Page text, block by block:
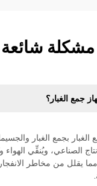
شائعة
بجمع الغبار والجسيمات
ويُنقِّي الهواء ويُعيد
من مخاطر الانفجار ويحقق